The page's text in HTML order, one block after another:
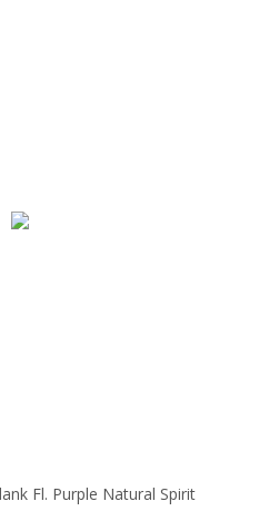
Fl. Purple Natural Spirit